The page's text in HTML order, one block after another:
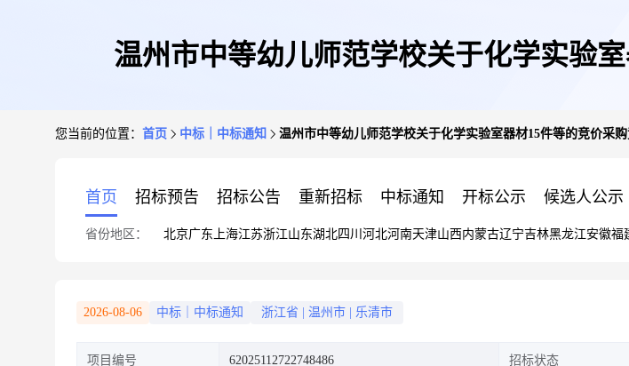
温州市中等幼儿师范学校关于化学实验
您当前的位置： 首页 中标｜中标通知 温州市中等幼儿师范学校关于化学实验室器材15件等的竞价采
首页 招标预告 招标公告 重新招标 中标通知 开标公示 候选人公示
省份地区： 北京广东 上海江苏浙江山东湖北四川 河北河南天津山西内蒙古辽宁吉林黑龙江安徽福
2026-08-06 中标｜中标通知 浙江省 温州市 乐清市
项目编号 62025112722748486 招标状态